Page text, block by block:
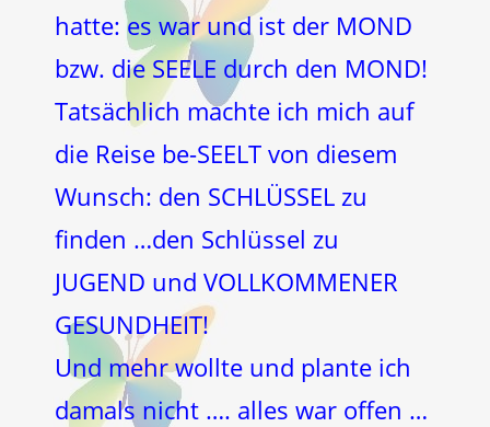
hatte: es war und ist der MOND
bzw. die SEELE durch den MOND!
Tatsächlich machte ich mich auf
die Reise be-SEELT von diesem
Wunsch: den SCHLÜSSEL zu
finden …den Schlüssel zu
JUGEND und VOLLKOMMENER
GESUNDHEIT!
Und mehr wollte und plante ich
damals nicht …. alles war offen …